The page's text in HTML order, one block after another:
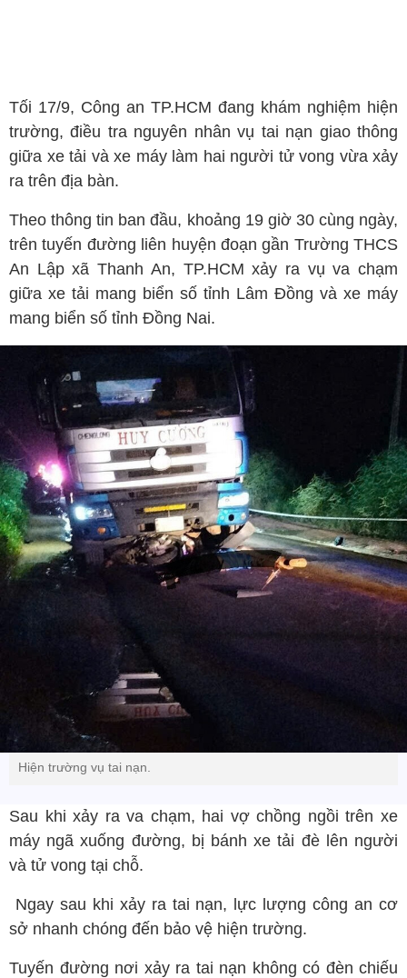
Tối 17/9, Công an TP.HCM đang khám nghiệm hiện
trường, điều tra nguyên nhân vụ tai nạn giao thông
giữa xe tải và xe máy làm hai người tử vong vừa xảy
ra trên địa bàn.
Theo thông tin ban đầu, khoảng 19 giờ 30 cùng ngày,
trên tuyến đường liên huyện đoạn gần Trường THCS
An Lập xã Thanh An, TP.HCM xảy ra vụ va chạm
giữa xe tải mang biển số tỉnh Lâm Đồng và xe máy
mang biển số tỉnh Đồng Nai.
Hiện trường vụ tai nạn.
Sau khi xảy ra va chạm, hai vợ chồng ngồi trên xe
máy ngã xuống đường, bị bánh xe tải đè lên người
và tử vong tại chỗ.
Ngay sau khi xảy ra tai nạn, lực lượng công an cơ
sở nhanh chóng đến bảo vệ hiện trường.
Tuyến đường nơi xảy ra tai nạn không có đèn chiếu